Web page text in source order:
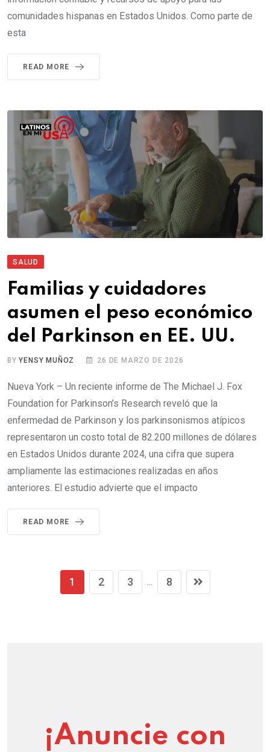
comunidades hispanas en Estados Unidos. Como parte de
esta
READ MORE
SALUD
Familias y cuidadores
asumen el peso económico
del Parkinson en EE. UU.
BYYENSY MUÑOZ 26 DE MARZO DE 2026
Nueva York – Un reciente informe de The Michael J. Fox
Foundation for Parkinson’s Research reveló que la
enfermedad de Parkinson y los parkinsonismos atípicos
representaron un costo total de 82.200 millones de dólares
en Estados Unidos durante 2024, una cifra que supera
ampliamente las estimaciones realizadas en años
anteriores. El estudio advierte que el impacto
READ MORE
1 2 3 ... 8
¡Anuncie con